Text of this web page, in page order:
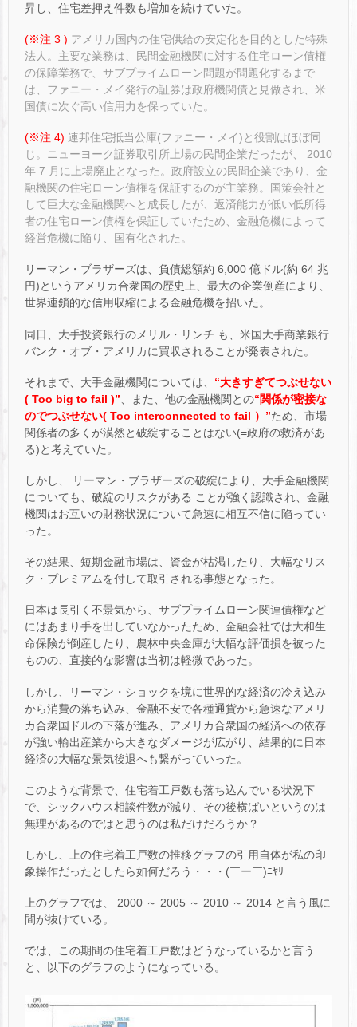
昇し、住宅差押え件数も増加を続けていた。
(※注 3 ) アメリカ国内の住宅供給の安定化を目的とした特殊
法人。主要な業務は、民間金融機関に対する住宅ローン債権
の保障業務で、サブプライムローン問題が問題化するまで
は、ファニー・メイ発行の証券は政府機関債と見做され、米
国債に次ぐ高い信用力を保っていた。
(※注 4) 連邦住宅抵当公庫(ファニー・メイ)と役割はほぼ同
じ。ニューヨーク証券取引所上場の民間企業だったが、 2010
年 7 月に上場廃止となった。政府設立の民間企業であり、金
融機関の住宅ローン債権を保証するのが主業務。国策会社と
して巨大な金融機関へと成長したが、返済能力が低い低所得
者の住宅ローン債権を保証していたため、金融危機によって
経営危機に陥り、国有化された。
リーマン・ブラザーズは、負債総額約 6,000 億ドル(約 64 兆
円)というアメリカ合衆国の歴史上、最大の企業倒産により、
世界連鎖的な信用収縮による金融危機を招いた。
同日、大手投資銀行のメリル・リンチ も、米国大手商業銀行
バンク・オブ・アメリカに買収されることが発表された。
それまで、大手金融機関については、 “大きすぎてつぶせない
( Too big to fail )” 、また、他の金融機関との“関係が密接な
のでつぶせない( Too interconnected to fail ）”ため、市場
関係者の多くが漠然と破綻することはない(=政府の救済があ
る)と考えていた。
しかし、 リーマン・ブラザーズの破綻により、大手金融機関
についても、破綻のリスクがある ことが強く認識され、金融
機関はお互いの財務状況について急速に相互不信に陥ってい
った。
その結果、短期金融市場は、資金が枯渇したり、大幅なリス
ク・プレミアムを付して取引される事態となった。
日本は長引く不景気から、サブプライムローン関連債権など
にはあまり手を出していなかったため、金融会社では大和生
命保険が倒産したり、農林中央金庫が大幅な評価損を被った
ものの、直接的な影響は当初は軽微であった。
しかし、リーマン・ショックを境に世界的な経済の冷え込み
から消費の落ち込み、金融不安で各種通貨から急速なアメリ
カ合衆国ドルの下落が進み、アメリカ合衆国の経済への依存
が強い輸出産業から大きなダメージが広がり、結果的に日本
経済の大幅な景気後退へも繋がっていった。
このような背景で、住宅着工戸数も落ち込んでいる状況下
で、シックハウス相談件数が減り、その後横ばいというのは
無理があるのではと思うのは私だけだろうか？
しかし、上の住宅着工戸数の推移グラフの引用自体が私の印
象操作だったとしたら如何だろう・・・(￣ー￣)ﾆﾔﾘ
上のグラフでは、 2000 ～ 2005 ～ 2010 ～ 2014 と言う風に
間が抜けている。
では、この期間の住宅着工戸数はどうなっているかと言う
と、以下のグラフのようになっている。